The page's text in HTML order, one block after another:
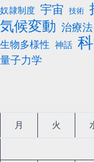
奴隷制度 宇宙 技術
気候変動 治療法
生物多様性 神話
量子力学
月 火